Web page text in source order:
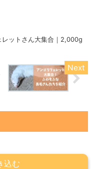
レットさん大集合｜2,000g
込む